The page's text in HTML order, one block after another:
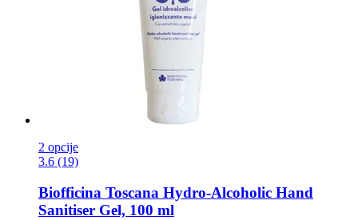
2 opcije
3.6 (19)
Biofficina Toscana Hydro-​Alcoholic Hand
Sanitiser Gel, 100 ml